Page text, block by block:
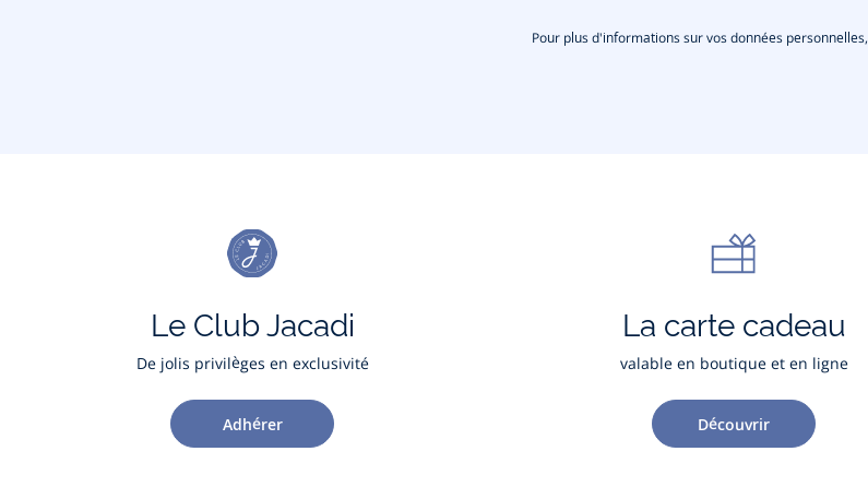
Pour plus d'informations sur vos données personnelles,
Le Club Jacadi
De jolis privilèges en exclusivité
Adhérer
La carte cadeau
valable en boutique et en ligne
Découvrir